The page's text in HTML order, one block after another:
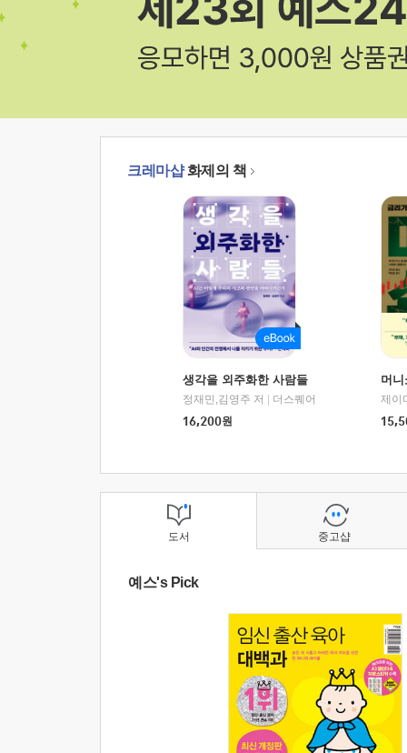
크레마샵화제의 책
생각을 외주화한 사람들
정재민,김영주 저
더스퀘어
16,200원
머
도서
예스's Pick
중고샵